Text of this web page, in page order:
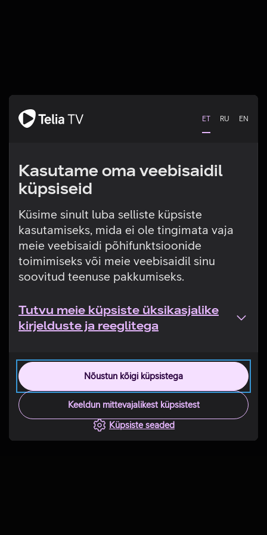
ET RU EN
Kasutame oma veebisaidil
küpsiseid
Küsime sinult luba selliste küpsiste
kasutamiseks, mida ei ole tingimata vaja
meie veebisaidi põhifunktsioonide
toimimiseks või meie veebisaidil sinu
soovitud teenuse pakkumiseks.
Tutvu meie küpsiste üksikasjalike
kirjelduste ja reeglitega
Nõustun kõigi küpsistega
Keeldun mittevajalikest küpsistest
Küpsiste seaded
Tehniline viga